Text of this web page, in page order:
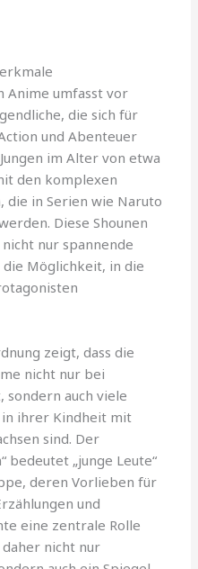
Anime umfasst vor
die sich für
und Abenteuer
im Alter von etwa
den komplexen
in Serien wie Naruto
Diese Shounen
nur spannende
die Möglichkeit, in die
zeigt, dass die
nicht nur bei
sondern auch viele
in ihrer Kindheit mit
sind. Der
bedeutet „junge Leute“
deren Vorlieben für
und
eine zentrale Rolle
daher nicht nur